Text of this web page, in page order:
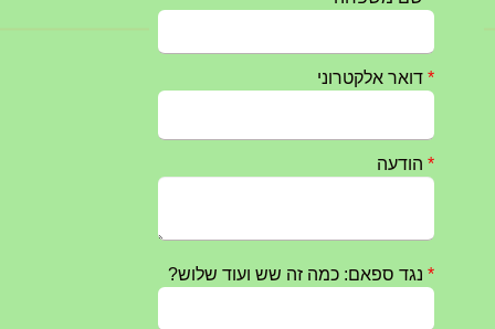
חרבות ברזל – הודעה 1 – 14.10.2023